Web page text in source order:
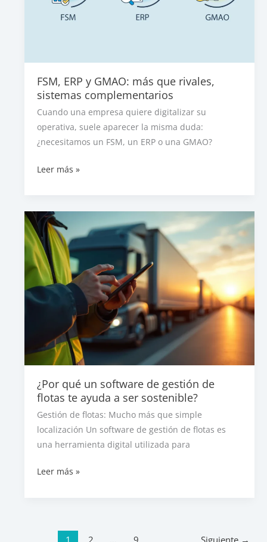
FSM, ERP y GMAO: más que rivales,
sistemas complementarios
Cuando una empresa quiere digitalizar su
operativa, suele aparecer la misma duda:
¿necesitamos un FSM, un ERP o una GMAO?
FSM,
GMAO:
más
que
rivales,
sistemas
complementarios
Leer más »
¿Por qué un software de gestión de
flotas te ayuda a ser sostenible?
Gestión de flotas: Mucho más que simple
localización Un software de gestión de flotas es
una herramienta digital utilizada para
¿Por
Leer más »
1 2 … 9 Siguiente →